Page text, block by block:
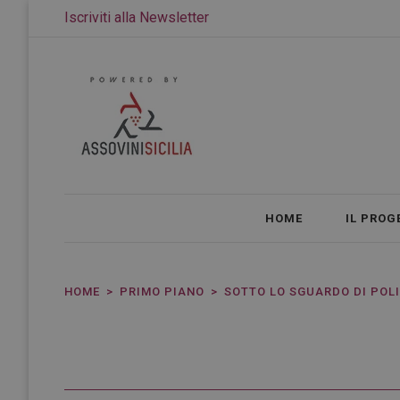
Iscriviti alla Newsletter
HOME IL
HOME PRIMO PIANO SOTTO LO SGUARDO DI